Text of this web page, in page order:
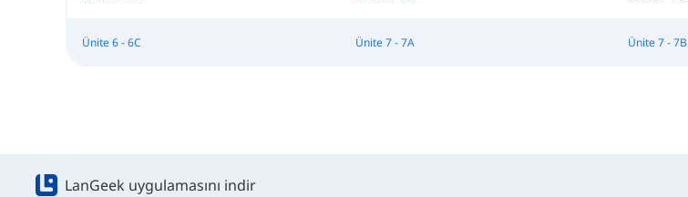
Ünite 6 - 6C Ünite 7 - 7A Ünite 7 - 7B
LanGeek uygulamasını indir